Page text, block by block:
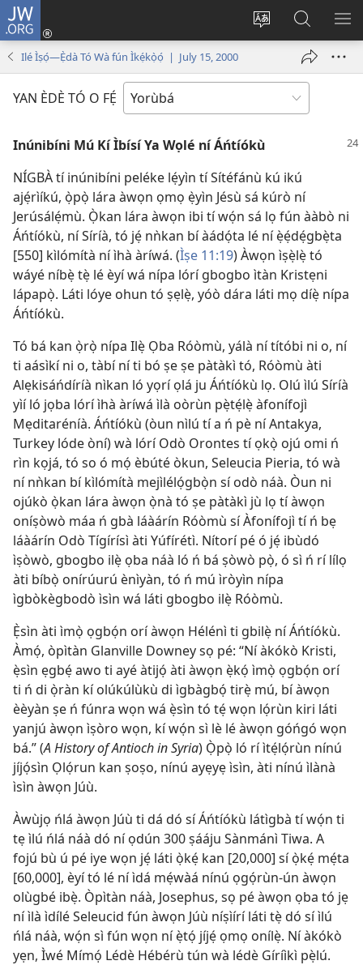
JW.ORG
Yí
pa
Wọlé
(opens
Wa
JW.ORG
Ilé Ìṣọ́—Ẹ̀dà Tó Wà fún Ìkẹ́kọ̀ọ́ | July 15, 2000
YAN ÈDÈ TÓ O FẸ́
Inúnibíni Mú Kí Ìbísí Ya Wọlé ní Áńtíókù
NÍGBÀ tí inúnibíni peléke lẹ́yìn tí Sítéfánù kú ikú
ajẹ́rìíkú, ọ̀pọ̀ lára àwọn ọmọ ẹ̀yìn Jésù sá kúrò ní
Jerúsálẹ́mù. Ọ̀kan lára àwọn ibi tí wọ́n sá lọ fún ààbò ni
Áńtíókù, ní Síríà, tó jẹ́ nǹkan bí àádọ́ta lé ní ẹ̀ẹ́dẹ́gbẹ̀ta
[550] kìlómítà ní ìhà àríwá. (Ìṣe 11:19) Àwọn ìṣẹ̀lẹ̀ tó
wáyé níbẹ̀ tẹ̀ lé èyí wá nípa lórí gbogbo ìtàn Kristẹni
lápapọ̀. Láti lóye ohun tó ṣẹlẹ̀, yóò dára láti mọ díẹ̀ nípa
Áńtíókù.
Tó bá kan ọ̀rọ̀ nípa Ilẹ̀ Ọba Róòmù, yálà ní títóbi ni o, ní
ti aásìkí ni o, tàbí ní ti bó ṣe ṣe pàtàkì tó, Róòmù àti
Alẹkisáńdíríà nìkan ló yọrí ọlá ju Áńtíókù lọ. Olú ìlú Síríà
yìí ló jọba lórí ìhà àríwá ìlà oòrùn pẹ̀tẹ́lẹ̀ àfonífojì
Mẹditaréníà. Áńtíókù (òun nìlú tí a ń pè ní Antakya,
Turkey lóde òní) wà lórí Odò Orontes tí ọkọ̀ ojú omi ń
rìn kọjá, tó so ó mọ́ èbúté òkun, Seleucia Pieria, tó wà
ní nǹkan bí kìlómítà mejìlélọ́gbọ̀n sí odò náà. Òun ni
ojúkò ọ̀kan lára àwọn ọ̀nà tó ṣe pàtàkì jù lọ tí àwọn
oníṣòwò máa ń gbà láàárín Róòmù sí Àfonífojì tí ń bẹ
láàárín Odò Tígírísì àti Yúfírétì. Nítorí pé ó jẹ́ ibùdó
ìṣòwò, gbogbo ilẹ̀ ọba náà ló ń bá ṣòwò pọ̀, ó sì ń rí lílọ
àti bíbọ̀ onírúurú ènìyàn, tó ń mú ìròyìn nípa
ìgbòkègbodò ìsìn wá láti gbogbo ilẹ̀ Róòmù.
Ẹ̀sìn àti ìmọ̀ ọgbọ́n orí àwọn Hélénì ti gbilẹ̀ ní Áńtíókù.
Àmọ́, òpìtàn Glanville Downey sọ pé: “Ní àkókò Kristi,
ẹ̀sìn ẹgbẹ́ awo ti ayé àtijọ́ àti àwọn ẹ̀kọ́ ìmọ̀ ọgbọ́n orí
ti ń di ọ̀ràn kí olúkúlùkù di ìgbàgbọ́ tirẹ̀ mú, bí àwọn
èèyàn ṣe ń fúnra wọn wá ẹ̀sìn tó tẹ́ wọn lọ́rùn kiri láti
yanjú àwọn ìṣòro wọn, kí wọ́n sì lè lé àwọn góńgó wọn
bá.” (A History of Antioch in Syria) Ọ̀pọ̀ ló rí ìtẹ́lọ́rùn nínú
jíjọ́sìn Ọlọ́run kan ṣoṣo, nínú ayẹyẹ ìsìn, àti nínú ìlànà
ìsìn àwọn Júù.
Àwùjọ ńlá àwọn Júù ti dá dó sí Áńtíókù látìgbà tí wọ́n ti
tẹ ìlú ńlá náà dó ní ọdún 300 ṣááju Sànmánì Tiwa. A
fojú bù ú pé iye wọn jẹ́ láti ọ̀kẹ́ kan [20,000] sí ọ̀kẹ́ mẹ́ta
[60,000], èyí tó lé ní ìdá mẹ́wàá nínú ọgọ́rùn-ún àwọn
olùgbé ibẹ̀. Òpìtàn náà, Josephus, sọ pé àwọn ọba tó jẹ
ní ìlà ìdílé Seleucid fún àwọn Júù níṣìírí láti tẹ̀ dó sí ìlú
ńlá náà, wọ́n sì fún wọn ní ẹ̀tọ́ jíjẹ́ ọmọ onílẹ̀. Ní àkókò
yẹn, Ìwé Mímọ́ Lédè Hébérù tún wà lédè Gíríìkì pẹ̀lú.